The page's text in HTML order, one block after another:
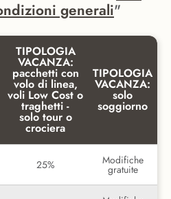
generali"
TIPOLOGIA
VACANZA:
pacchetti con
volo di linea,
voli Low Cost o
traghetti -
solo tour o
crociera
TIPOLOGIA
VACANZA:
solo
soggiorno
25% Modifiche
gratuite